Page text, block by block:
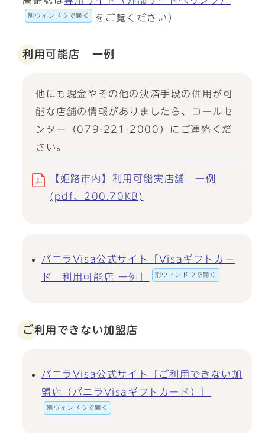
別ウィンドウで開く をご覧ください）
利用可能店 一例
他にも現金やその他の決済手段の併用が可
能な店舗の情報がありましたら、コールセ
ンター（079-221-2000）にご連絡くだ
さい。
【姫路市内】利用可能実店舗 一例
(pdf、200.70KB)
バニラVisa公式サイト「Visaギフトカー
ド 利用可能店 一例」
別ウィンドウで開く
ご利用できない加盟店
バニラVisa公式サイト「ご利用できない加
盟店（バニラVisaギフトカード）」
別ウィンドウで開く